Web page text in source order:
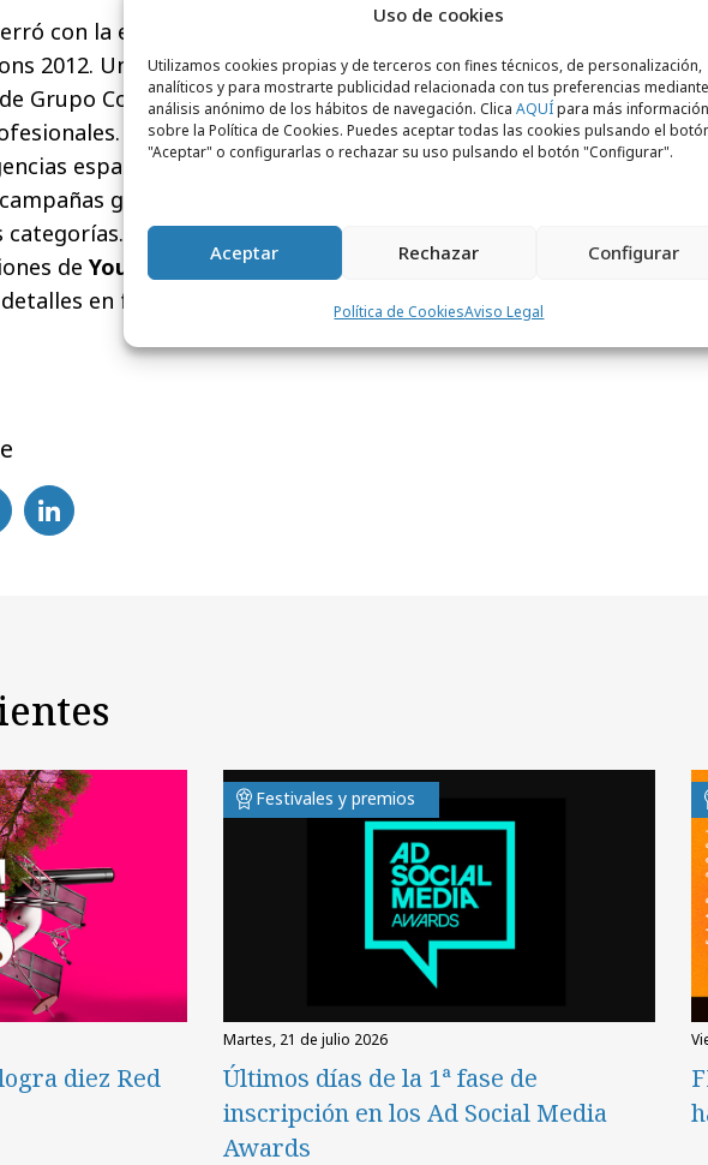
Uso de cookies
Utilizamos cookies propias y de terceros con fines técnicos, de personalización,
analíticos y para mostrarte publicidad relacionada con tus preferencias
análisis anónimo de los hábitos de navegación. Clica AQUÍpara más información
sobre la Política de Cookies. Puedes aceptar todas las cookies pulsando el
"Aceptar" o configurarlas o rechazar su uso pulsando el botón "Configurar".
Aceptar Rechazar Configurar
Política de CookiesAviso Legal
con la entrega de los premios al palmarés español de
2012. Una gala dirigida porKika Samblás, consejera
Grupo Consultores, y que contó con la asistencia de más
En ella se entregaron los 18 Leones ganados
españolas y se pudo disfrutar de la proyección de
ganadoras, además de los Grand Prix de cada
categorías. Además, en la Gala se dieron a conocer las
de Young Lions 2013, de la que se harán públicos
en fecha próxima.
diez Red
Festivales y premios
martes, 21 de julio 2026
Últimos días de la 1ª fase de
inscripción en los Ad Social Media
Awards